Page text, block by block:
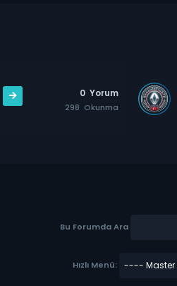
0 Yorum
298 Okunma
Bu Forumda Ara
Hızlı Menü: